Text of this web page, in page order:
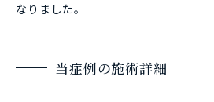
なりました。
当症例の施術詳細